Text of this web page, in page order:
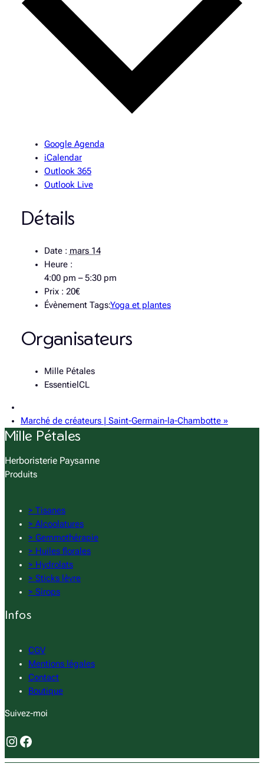
Google Agenda
iCalendar
Outlook 365
Outlook Live
Détails
Date : mars 14
Heure :
4:00 pm – 5:30 pm
Prix : 20€
Évènement Tags:Yoga et plantes
Organisateurs
Mille Pétales
EssentielCL
Marché de créateurs | Saint-Germain-la-Chambotte »
Mille Pétales
Herboristerie Paysanne
Produits
> Tisanes
> Alcoolatures
> Gemmothérapie
> Huiles florales
> Hydrolats
> Sticks lèvre
> Sirops
Infos
CGV
Mentions légales
Contact
Boutique
Suivez-moi
Instagram Facebook